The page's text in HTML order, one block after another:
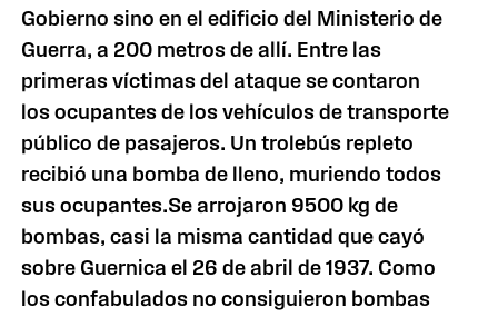
Gobierno sino en el edificio del Ministerio de
Guerra, a 200 metros de allí. Entre las
primeras víctimas del ataque se contaron
los ocupantes de los vehículos de transporte
público de pasajeros. Un trolebús repleto
recibió una bomba de lleno, muriendo todos
sus ocupantes.Se arrojaron 9500 kg de
bombas, casi la misma cantidad que cayó
sobre Guernica el 26 de abril de 1937. Como
los confabulados no consiguieron bombas